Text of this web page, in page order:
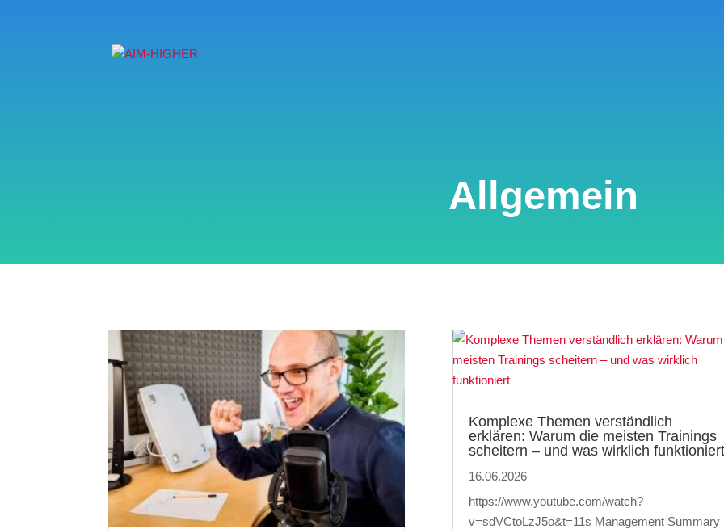
Allgemein
Komplexe Themen verständlich
erklären: Warum die meisten Trainings
scheitern – und was wirklich funktioniert
16.06.2026
https://www.youtube.com/watch?
v=sdVCtoLzJ5o&t=11s Management Summary